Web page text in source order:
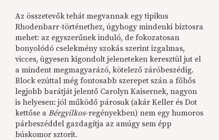
Az összetevők tehát megvannak egy tipikus
Rhodenbarr-történethez, úgyhogy mindenki biztosra
mehet: az egyszerűnek induló, de fokozatosan
bonyolódó cselekmény szokás szerint izgalmas,
vicces, ügyesen kigondolt jeleneteken keresztül jut el
a mindent megmagyarázó, kötelező záróbeszédig.
Block ezúttal még fontosabb szerepet szán a főhős
legjobb barátját jelentő Carolyn Kaisernek, nagyon
is helyesen: jól működő párosuk (akár Keller és Dot
kettőse aBérgyilkos-regényekben) nem egy humoros
párbeszéddel gazdagítja az amúgy sem épp
búskomor sztorit.